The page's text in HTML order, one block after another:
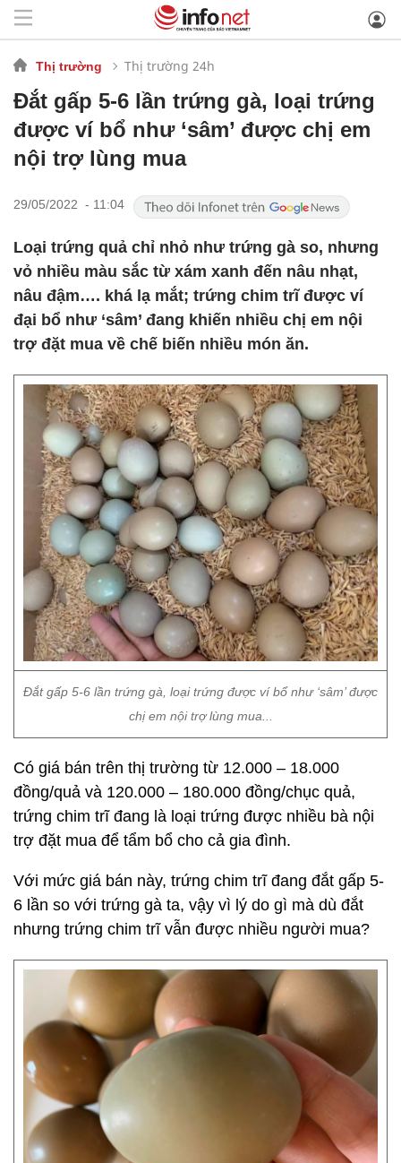
Thị trường Thị trường 24h
Đắt gấp 5-6 lần trứng gà, loại trứng
được ví bổ như ‘sâm’ được chị em
nội trợ lùng mua
29/05/2022 - 11:04
Loại trứng quả chỉ nhỏ như trứng gà so, nhưng
vỏ nhiều màu sắc từ xám xanh đến nâu nhạt,
nâu đậm…. khá lạ mắt; trứng chim trĩ được ví
đại bổ như ‘sâm’ đang khiến nhiều chị em nội
trợ đặt mua về chế biến nhiều món ăn.
Đắt gấp 5-6 lần trứng gà, loại trứng được ví bổ như ‘sâm’ được
chị em nội trợ lùng mua...
Có giá bán trên thị trường từ 12.000 – 18.000
đồng/quả và 120.000 – 180.000 đồng/chục quả,
trứng chim trĩ đang là loại trứng được nhiều bà nội
trợ đặt mua để tẩm bổ cho cả gia đình.
Với mức giá bán này, trứng chim trĩ đang đắt gấp 5-
6 lần so với trứng gà ta, vậy vì lý do gì mà dù đắt
nhưng trứng chim trĩ vẫn được nhiều người mua?